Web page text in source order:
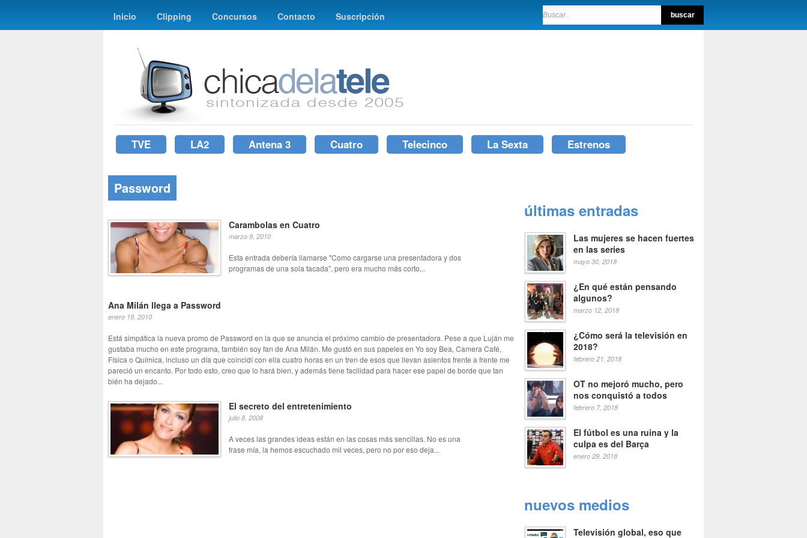
Inicio Clipping Concursos Contacto Suscripción
TVE LA2 Antena 3 Cuatro Telecinco La Sexta Estrenos
Password
Carambolas en Cuatro
marzo 9, 2010
Esta entrada debería llamarse "Como cargarse una presentadora y dos
programas de una sola tacada", pero era mucho más corto...
Ana Milán llega a Password
enero 19, 2010
Está simpática la nueva promo de Password en la que se anuncia el próximo cambio de presentadora. Pese a que Luján me
gustaba mucho en este programa, también soy fan de Ana Milán. Me gustó en sus papeles en Yo soy Bea, Camera Café,
Física o Química, incluso un día que coincidí con ella cuatro horas en un tren de esos que llevan asientos frente a frente me
pareció un encanto. Por todo esto, creo que lo hará bien, y además tiene facilidad para hacer ese papel de borde que tan
bién ha dejado...
El secreto del entretenimiento
julio 8, 2008
A veces las grandes ideas están en las cosas más sencillas. No es una
frase mía, la hemos escuchado mil veces, pero no por eso deja...
últimas entradas
Las mujeres se hacen fuertes
en las series
mayo 30, 2018
¿En qué están pensando
algunos?
marzo 12, 2018
¿Cómo será la televisión en
2018?
febrero 21, 2018
OT no mejoró mucho, pero
nos conquistó a todos
febrero 7, 2018
El fútbol es una ruina y la
culpa es del Barça
enero 29, 2018
nuevos medios
Televisión global, eso que